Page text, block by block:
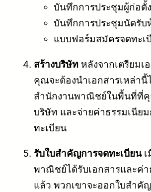
บันทึกการประชุมผู้ก่อตั้
บันทึกการประชุมนัดรับ
แบบฟอร์มสมัครจดทะเ
สร้างบริษัท หลังจากเตรียมเ
คุณจะต้องนำเอกสารเหล่านี้
สำนักงานพาณิชย์ในพื้นที่ที่
บริษัท และจ่ายค่าธรรมเนีย
ทะเบียน
รับใบสำคัญการจดทะเบียนเ
พาณิชย์ได้รับเอกสารและค่า
แล้ว พวกเขาจะออกใบสำคั